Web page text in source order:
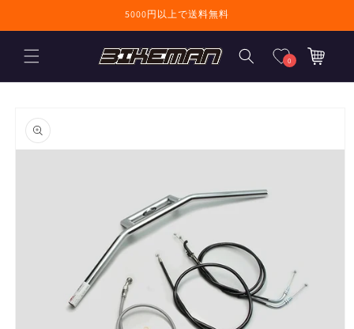
5000円以上で送料無料
0
カ
ー